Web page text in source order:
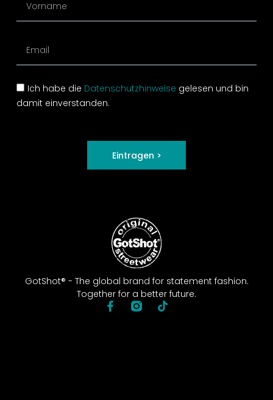
GotShot® - The global brand for statement fashion.
Together for a better future.
Ich habe die Datenschutzhinweise gelesen und bin
damit einverstanden.
Eintragen >